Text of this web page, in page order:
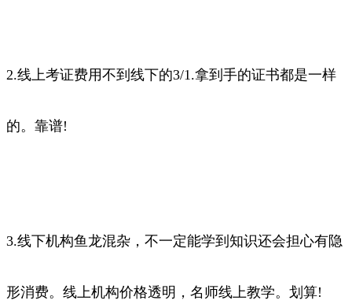
2.线上考证费用不到线下的3/1.拿到手的证书都是一样
的。靠谱!
3.线下机构鱼龙混杂，不一定能学到知识还会担心有隐
形消费。线上机构价格透明，名师线上教学。划算!